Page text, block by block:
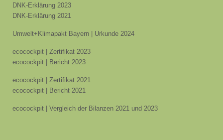
DNK-Erklärung 2023
DNK-Erklärung 2021
Umwelt+Klimapakt Bayern | Urkunde 2024
ecocockpit | Zertifikat 2023
ecocockpit | Bericht 2023
ecocockpit | Zertifikat 2021
ecocockpit | Bericht 2021
ecocockpit | Vergleich der Bilanzen 2021 und 2023